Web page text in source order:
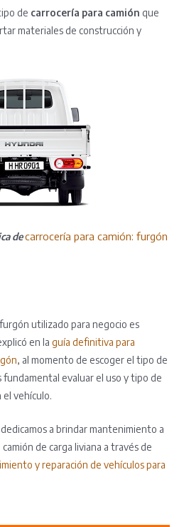
de carrocería para camión que
materiales de construcción y
decarrocería para camión: furgón
utilizado para negocio es
en la guía definitiva para
, al momento de escoger el tipo de
fundamental evaluar el uso y tipo de
vehículo.
a brindar mantenimiento a
de carga liviana a través de
y reparación de vehículos para